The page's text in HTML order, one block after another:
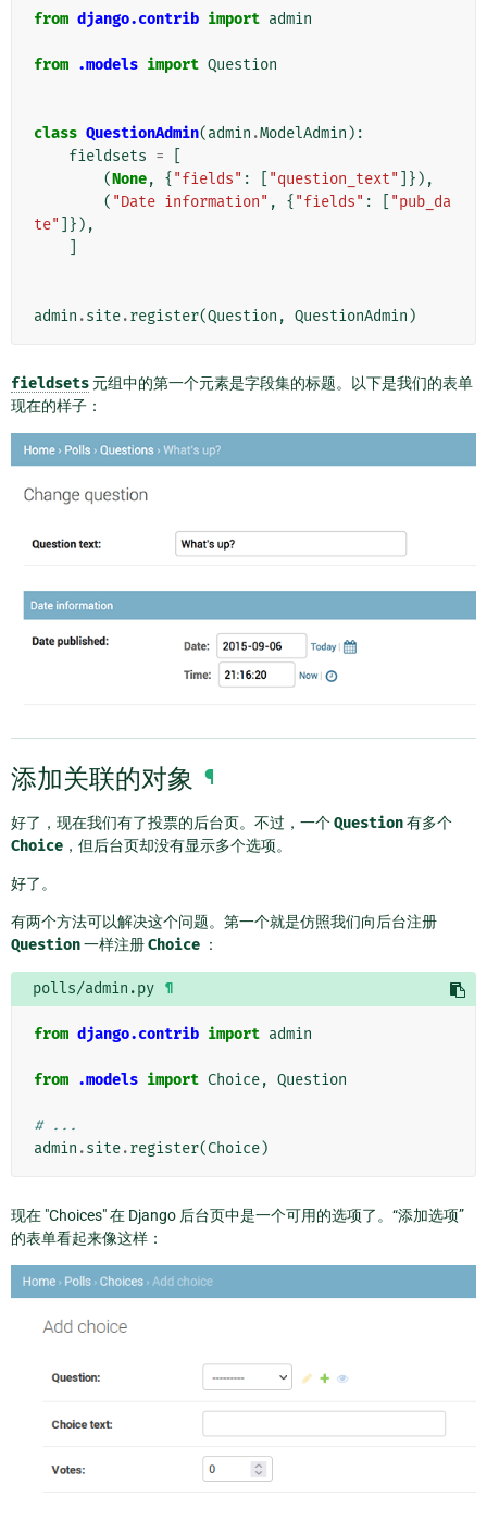
from django.contrib import admin
from .models import Question
class QuestionAdmin(admin .ModelAdmin ):
fieldsets =
(None, { "fields" : "question_text"
]}),
( "Date information" , { "fields" :
"pub_da
te"
]}),
admin .site.register(Question , QuestionAdmin )
fieldsets 元组中的第一个元素是字段集的标题。以下是我们的表单
现在的样子：
添加关联的对象 ¶
好了，现在我们有了投票的后台页。不过，一个Question有多个
Choice ，但后台页却没有显示多个选项。
好了。
有两个方法可以解决这个问题。第一个就是仿照我们向后台注册
Question一样注册Choice ：
polls/admin.py ¶
from django.contrib import admin
from .models import Choice, Question
# ...
admin .site.register(Choice)
现在 "Choices" 在 Django 后台页中是一个可用的选项了。“添加选项”
的表单看起来像这样：